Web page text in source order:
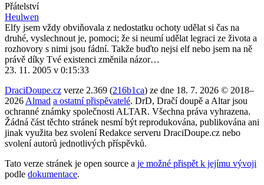
Přátelství
Heulwen
Elfy jsem vždy obviňovala z nedostatku ochoty udělat si čas na
druhé, vyslechnout je, pomoci; že si neumí udělat legraci ze života a
rozhovory s nimi jsou fádní. Takže buďto nejsi elf nebo jsem na ně
právě díky Tvé existenci změnila názor…
23. 11. 2005 v 0:15:33
DraciDoupe.cz verze 2.369 (216b1ca) ze dne 18. 7. 2026 © 2018–
2026 Almad a ostatní přispěvatelé. DrD, Dračí doupě a Altar jsou
ochranné známky společnosti ALTAR. Všechna práva vyhrazena.
Žádná část těchto stránek nesmí být reprodukována, publikována ani
jinak využita bez svolení Redakce serveru DraciDoupe.cz nebo
svolení autorů jednotlivých příspěvků.
Tato verze stránek je open source a je možné přispět k jejímu vývoji
podle dokumentace.